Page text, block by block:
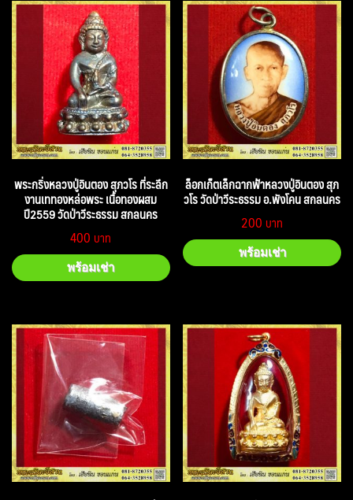
พระกริ่งหลวงปู่อินตอง สุภวโร ที่ระลึก
งานเททองหล่อพระ เนื้อทองผสม
ปี2559 วัดป่าวีระธรรม สกลนคร
400
พร้อมเช่า
ล็อกเก็ตเล็กฉากฟ้าหลวงปู่อินตอง สุภ
วโร วัดป่าวีระธรรม อ.พังโคน สกลนคร
200
พร้อมเช่า